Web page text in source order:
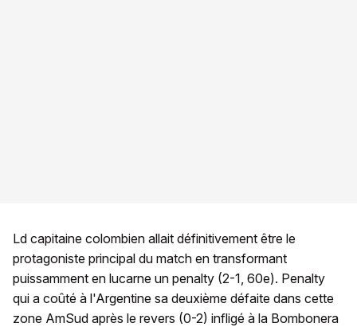
Ld capitaine colombien allait définitivement être le
protagoniste principal du match en transformant
puissamment en lucarne un penalty (2-1, 60e). Penalty
qui a coûté à l'Argentine sa deuxième défaite dans cette
zone AmSud après le revers (0-2) infligé à la Bombonera